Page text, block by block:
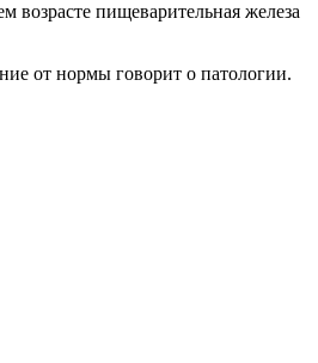
возрасте пищеварительная железа
от нормы говорит о патологии.